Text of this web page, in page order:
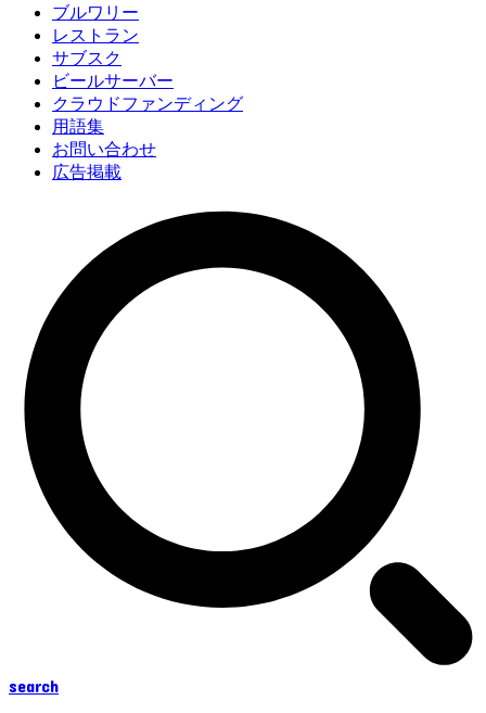
ブルワリー
レストラン
サブスク
ビールサーバー
クラウドファンディング
用語集
お問い合わせ
広告掲載
search